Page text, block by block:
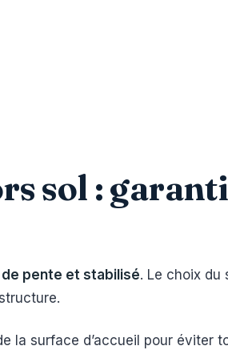
sol :
pente et stabilisé. Le choix du
la surface d’accueil pour éviter